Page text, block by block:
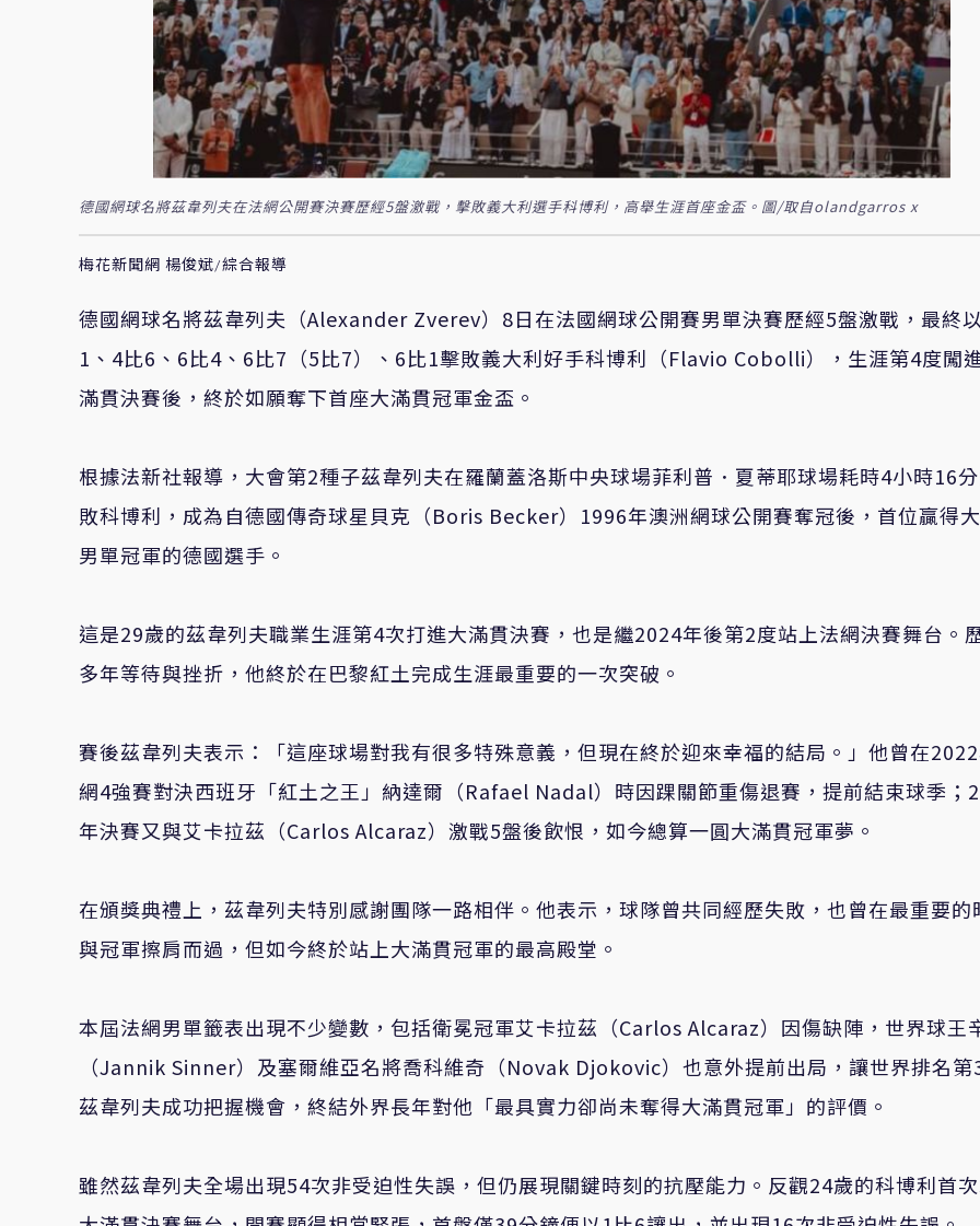
德國網球名將茲韋列夫在法網公開賽決賽歷經5盤激戰，擊敗義大利選手科博利，高舉生涯首座金盃。圖/取自olandgarros x
梅花新聞網 楊俊斌/綜合報導
德國網球名將茲韋列夫（Alexander Zverev）8日在法國網球公開賽男單決賽歷經5盤激戰，最終
1、4比6、6比4、6比7（5比7）、6比1擊敗義大利好手科博利（Flavio Cobolli），生涯第4度闖
滿貫決賽後，終於如願奪下首座大滿貫冠軍金盃。
根據法新社報導，大會第2種子茲韋列夫在羅蘭蓋洛斯中央球場菲利普．夏蒂耶球場耗時4小時16
敗科博利，成為自德國傳奇球星貝克（Boris Becker）1996年澳洲網球公開賽奪冠後，首位贏得
男單冠軍的德國選手。
這是29歲的茲韋列夫職業生涯第4次打進大滿貫決賽，也是繼2024年後第2度站上法網決賽舞台。
多年等待與挫折，他終於在巴黎紅土完成生涯最重要的一次突破。
賽後茲韋列夫表示：「這座球場對我有很多特殊意義，但現在終於迎來幸福的結局。」他曾在
網4強賽對決西班牙「紅土之王」納達爾（Rafael Nadal）時因踝關節重傷退賽，提前結束球季；
年決賽又與艾卡拉茲（Carlos Alcaraz）激戰5盤後飲恨，如今總算一圓大滿貫冠軍夢。
在頒獎典禮上，茲韋列夫特別感謝團隊一路相伴。他表示，球隊曾共同經歷失敗，也曾在最重要的
與冠軍擦肩而過，但如今終於站上大滿貫冠軍的最高殿堂。
本屆法網男單籤表出現不少變數，包括衛冕冠軍艾卡拉茲（Carlos Alcaraz）因傷缺陣，世界球王
（Jannik Sinner）及塞爾維亞名將喬科維奇（Novak Djokovic）也意外提前出局，讓世界排名第
茲韋列夫成功把握機會，終結外界長年對他「最具實力卻尚未奪得大滿貫冠軍」的評價。
雖然茲韋列夫全場出現54次非受迫性失誤，但仍展現關鍵時刻的抗壓能力。反觀24歲的科博利首